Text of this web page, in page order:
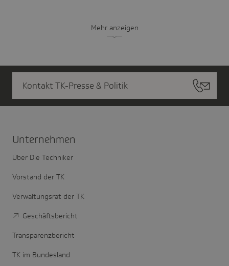
Mehr anzeigen
Kontakt TK-Presse & Politik
Unter­nehmen
Über Die Techniker
Vorstand der TK
Verwaltungsrat der TK
Geschäftsbericht
Transparenzbericht
TK im Bundesland